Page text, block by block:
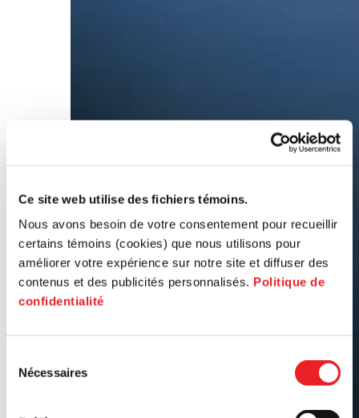
Ce site web utilise des fichiers témoins.
Nous avons besoin de votre consentement pour recueillir
certains témoins (cookies) que nous utilisons pour
améliorer votre expérience sur notre site et diffuser des
contenus et des publicités personnalisés. Politique de
confidentialité
Nécessaires